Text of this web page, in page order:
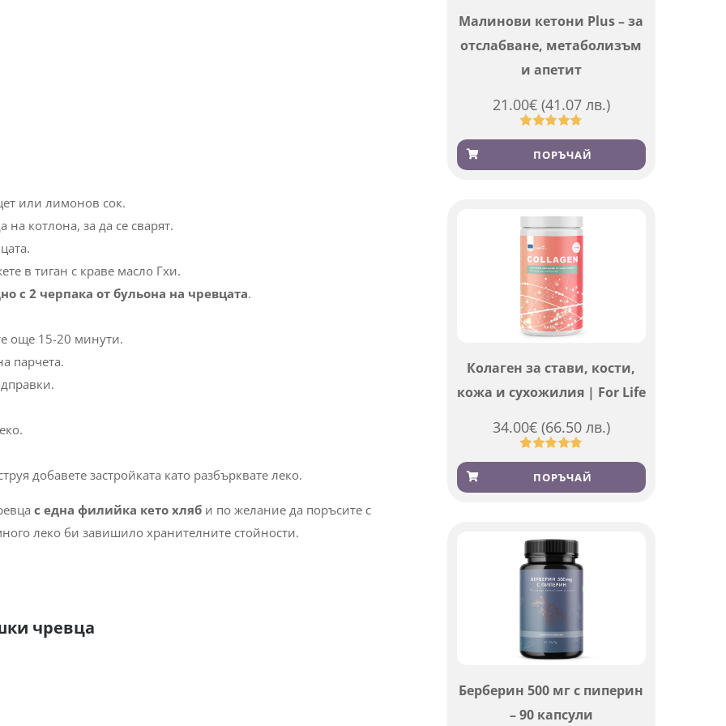
или лимонов сок.
на котлона, за да се сварят.
в тиган с краве масло Гхи.
с 2 черпака от бульона на чревцата.
още 15-20 минути.
парчета.
добавете застройката като разбърквате леко.
с една филийка кето хляби по желание да поръсите с
леко би завишило хранителните стойности.
чревца
Малинови кетони Plus – за
отслабване, метаболизъм
и апетит
21.00€ (41.07 лв.)
Оценен
4.76от 5,
базирано
819
ПОРЪЧАЙ
Колаген за стави, кости,
кожа и сухожилия | For Life
34.00€ (66.50 лв.)
Оценен
4.83от 5,
базирано
923
ПОРЪЧАЙ
Берберин 500 мг с пиперин
– 90 капсули